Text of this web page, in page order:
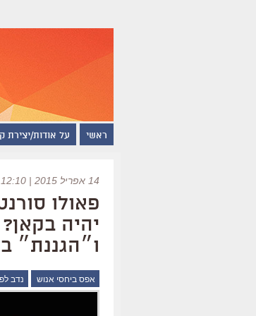
ראשי על אודות/יצירת
14 אפריל 2015 | 12:10
פאולו
יהיה
ו״הגננת״
אפס ביחסי אנוש נדב